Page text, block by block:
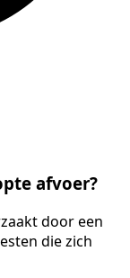
afvoer?
door een
die zich